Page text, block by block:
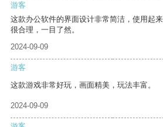
游客
这款办公软件的界面设计非常简洁，使用起
很合理，一目了然。
2024-09-09
游客
这款游戏非常好玩，画面精美，玩法丰富。
2024-09-09